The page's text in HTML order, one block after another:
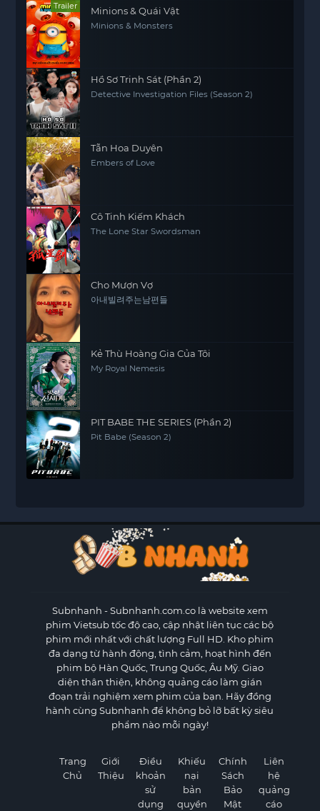
Trailer Minions & Quái Vật
Minions & Monsters
Hồ Sơ Trinh Sát (Phần 2)
Detective Investigation Files (Season 2)
Tẫn Hoa Duyên
Embers of Love
Cô Tinh Kiếm Khách
The Lone Star Swordsman
Cho Mượn Vợ
아내빌려주는남편들
Kẻ Thù Hoàng Gia Của Tôi
My Royal Nemesis
PIT BABE THE SERIES (Phần 2)
Pit Babe (Season 2)
Subnhanh - Subnhanh.com.co là website xem
phim Vietsub tốc độ cao, cập nhật liên tục các bộ
phim mới nhất với chất lượng Full HD. Kho phim
đa dạng từ hành động, tình cảm, hoạt hình đến
phim bộ Hàn Quốc, Trung Quốc, Âu Mỹ. Giao
diện thân thiện, không quảng cáo làm gián
đoạn trải nghiệm xem phim của bạn. Hãy đồng
hành cùng Subnhanh để không bỏ lỡ bất kỳ siêu
phẩm nào mỗi ngày!
Trang
Chủ
Giới
Thiệu
Điều
khoản
sử
dụng
Khiếu
nại
bản
quyền
Chính
Sách
Bảo
Mật
Liên
hệ
quảng
cáo